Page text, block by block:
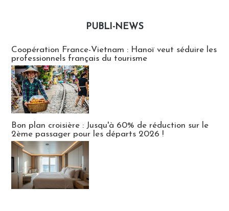
PUBLI-NEWS
Coopération France-Vietnam : Hanoï veut séduire les
professionnels français du tourisme
Bon plan croisière : Jusqu'à 60% de réduction sur le
2ème passager pour les départs 2026 !